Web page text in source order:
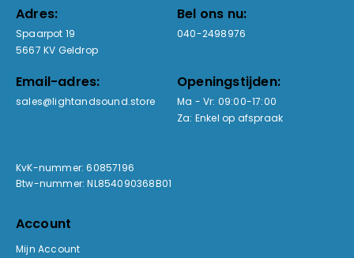
Adres:
Spaarpot 19
5667 KV Geldrop
Bel ons nu:
040-2498976
Email-adres:
sales@lightandsound.store
Openingstijden:
Ma - Vr: 09:00-17:00
Za: Enkel op afspraak
KvK-nummer: 60857196
Btw-nummer: NL854090368B01
Account
Mijn Account